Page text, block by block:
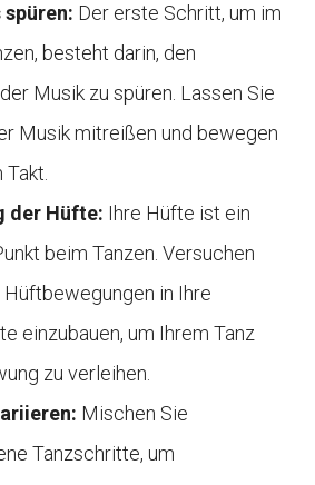
spüren: Der erste Schritt, um im
besteht darin, den
Musik zu spüren. Lassen Sie
Musik mitreißen und bewegen
Takt.
der Hüfte: Ihre Hüfte ist ein
beim Tanzen. Versuchen
Hüftbewegungen in Ihre
einzubauen, um Ihrem Tanz
zu verleihen.
Mischen Sie
Tanzschritte, um